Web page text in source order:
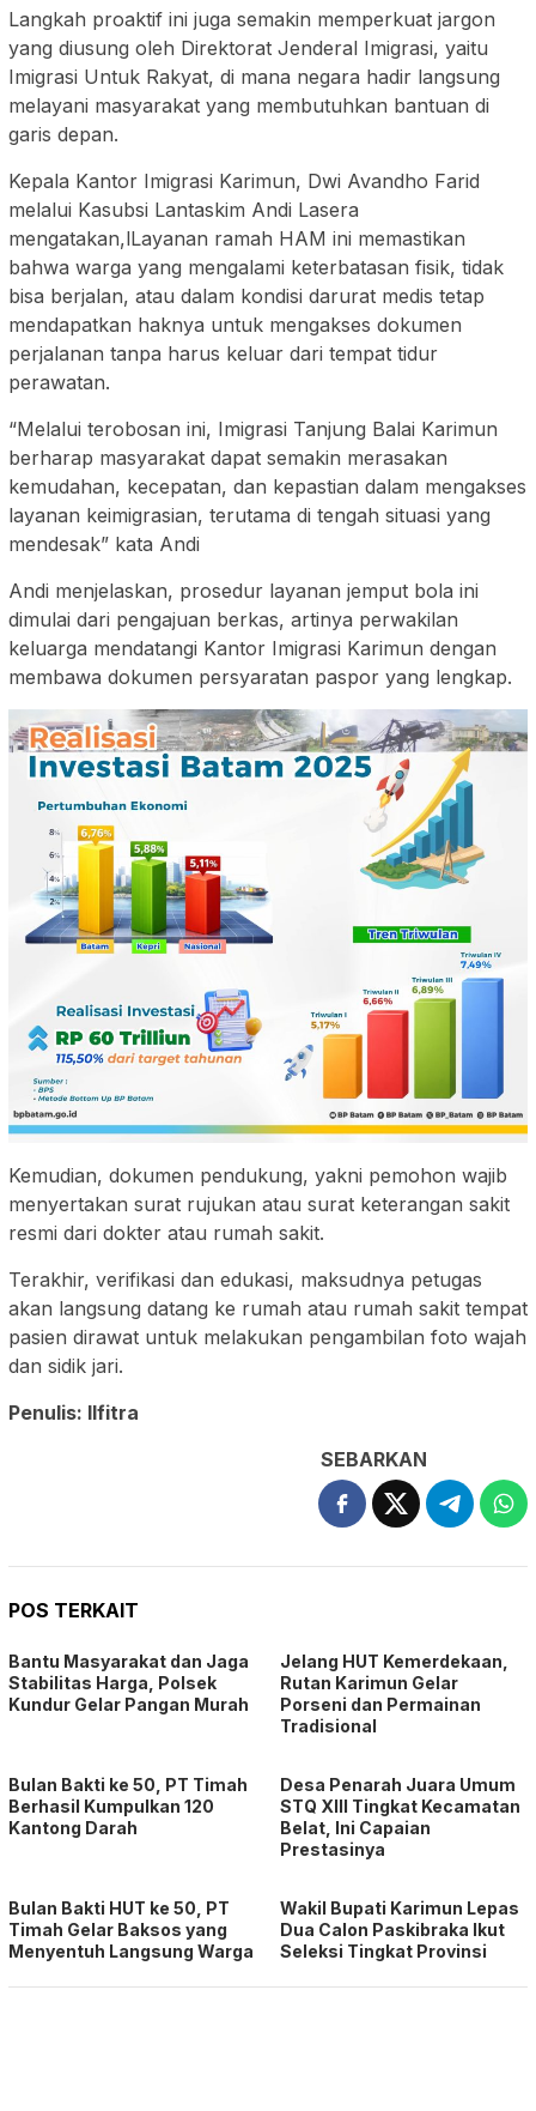
Langkah proaktif ini juga semakin memperkuat jargon
yang diusung oleh Direktorat Jenderal Imigrasi, yaitu
Imigrasi Untuk Rakyat, di mana negara hadir langsung
melayani masyarakat yang membutuhkan bantuan di
garis depan.
Kepala Kantor Imigrasi Karimun, Dwi Avandho Farid
melalui Kasubsi Lantaskim Andi Lasera
mengatakan,lLayanan ramah HAM ini memastikan
bahwa warga yang mengalami keterbatasan fisik, tidak
bisa berjalan, atau dalam kondisi darurat medis tetap
mendapatkan haknya untuk mengakses dokumen
perjalanan tanpa harus keluar dari tempat tidur
perawatan.
“Melalui terobosan ini, Imigrasi Tanjung Balai Karimun
berharap masyarakat dapat semakin merasakan
kemudahan, kecepatan, dan kepastian dalam mengakses
layanan keimigrasian, terutama di tengah situasi yang
mendesak” kata Andi
Andi menjelaskan, prosedur layanan jemput bola ini
dimulai dari pengajuan berkas, artinya perwakilan
keluarga mendatangi Kantor Imigrasi Karimun dengan
membawa dokumen persyaratan paspor yang lengkap.
Kemudian, dokumen pendukung, yakni pemohon wajib
menyertakan surat rujukan atau surat keterangan sakit
resmi dari dokter atau rumah sakit.
Terakhir, verifikasi dan edukasi, maksudnya petugas
akan langsung datang ke rumah atau rumah sakit tempat
pasien dirawat untuk melakukan pengambilan foto wajah
dan sidik jari.
Penulis: Ilfitra
SEBARKAN
POS TERKAIT
Bantu Masyarakat dan Jaga
Stabilitas Harga, Polsek
Kundur Gelar Pangan Murah
Jelang HUT Kemerdekaan,
Rutan Karimun Gelar
Porseni dan Permainan
Tradisional
Bulan Bakti ke 50, PT Timah
Berhasil Kumpulkan 120
Kantong Darah
Desa Penarah Juara Umum
STQ XIII Tingkat Kecamatan
Belat, Ini Capaian
Prestasinya
Bulan Bakti HUT ke 50, PT
Timah Gelar Baksos yang
Menyentuh Langsung Warga
Wakil Bupati Karimun Lepas
Dua Calon Paskibraka Ikut
Seleksi Tingkat Provinsi